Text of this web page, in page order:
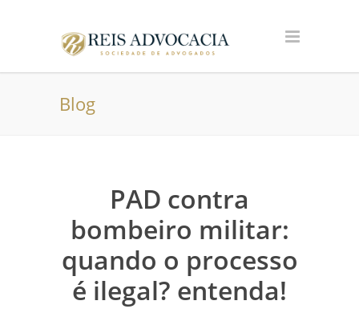
Blog
PAD contra
bombeiro militar:
quando o processo
é ilegal? entenda!